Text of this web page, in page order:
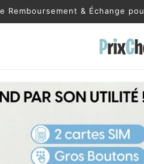
Remboursement & Échange